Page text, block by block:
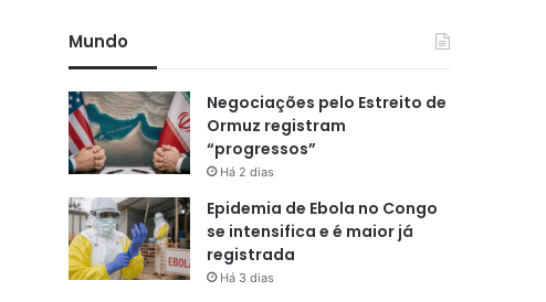
Mundo
Negociações pelo Estreito de
Ormuz registram
“progressos”
Há 2 dias
Epidemia de Ebola no Congo
se intensifica e é maior já
registrada
Há 3 dias